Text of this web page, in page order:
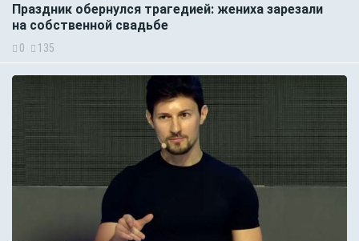
Праздник обернулся трагедией: жениха зарезали
на собственной свадьбе
0 135